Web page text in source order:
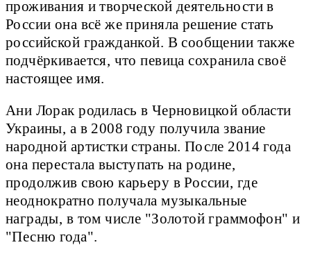
проживания и творческой деятельности в
России она всё же приняла решение стать
российской гражданкой. В сообщении также
подчёркивается, что певица сохранила своё
настоящее имя.
Ани Лорак родилась в Черновицкой области
Украины, а в 2008 году получила звание
народной артистки страны. После 2014 года
она перестала выступать на родине,
продолжив свою карьеру в России, где
неоднократно получала музыкальные
награды, в том числе "Золотой граммофон" и
"Песню года".